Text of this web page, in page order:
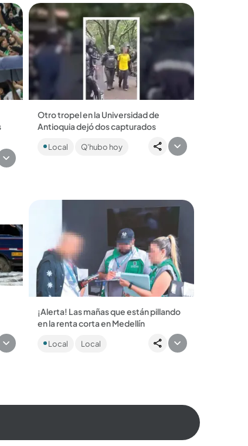
de
Otro tropel en la Universidad de
Antioquia dejó dos capturados
Cuarenta encapuchados se habrían
tomado la U. de A., presuntamente,
armados con explosivos, en un nuevo
Local Q'hubo hoy
¡Alerta! Las mañas que están pillando
en la renta corta en Medellín
Territorial advirtió que se están
Local Local